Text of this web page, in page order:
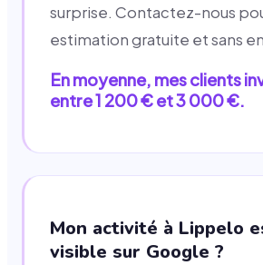
surprise. Contactez-nous
estimation gratuite et sans
En moyenne, mes clients
entre 1 200 € et 3 000 €.
Mon activité à Lippelo
visible sur Google ?